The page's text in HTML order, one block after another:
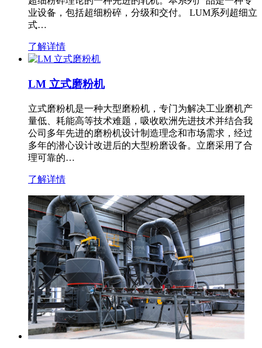
业设备，包括超细粉碎，分级和交付。 LUM系列超细立
式…
了解详情
LM 立式磨粉机
立式磨粉机是一种大型磨粉机，专门为解决工业磨机产
量低、耗能高等技术难题，吸收欧洲先进技术并结合我
公司多年先进的磨粉机设计制造理念和市场需求，经过
多年的潜心设计改进后的大型粉磨设备。立磨采用了合
理可靠的…
了解详情